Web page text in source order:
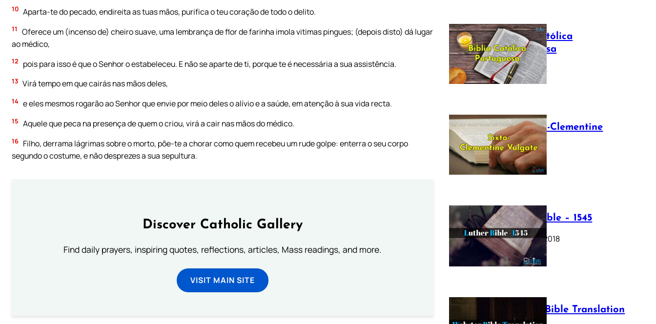
10 Aparta-te do pecado, endireita as tuas mãos, purifica o teu coração de todo o delito.
11
Oferece um (incenso de) cheiro suave, uma lembrança de flor de farinha imola vitimas pingues; (depois disto) dá lugar
ao médico,
12 pois para isso é que o Senhor o estabeleceu. E não se aparte de ti, porque te é necessária a sua assistência.
13 Virá tempo em que cairás nas mãos deles,
14 e eles mesmos rogarão ao Senhor que envie por meio deles o alívio e a saúde, em atenção à sua vida recta.
15 Aquele que peca na presença de quem o criou, virá a cair nas mãos do médico.
16 Filho, derrama lágrimas sobre o morto, põe-te a chorar como quem recebeu um rude golpe: enterra o seu corpo
segundo o costume, e não desprezes a sua sepultura.
Discover Catholic Gallery
Find daily prayers, inspiring quotes, reflections, articles, Mass readings, and more.
VISIT MAIN SITE
Bíblia Católica
Portuguesa
July 16, 2025
The Sixto-Clementine
Vulgate
July 12, 2025
Luther Bible – 1545
October 17, 2018
Webster Bible Translation